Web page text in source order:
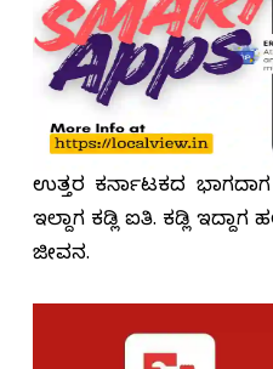
ಉತ್ತರ ಕರ್ನಾಟಕದ
ಇಲ್ದಾಗ ಕಡ್ಲಿ ಐತಿ. ಕಡ್ಲಿ
ಜೀವನ.